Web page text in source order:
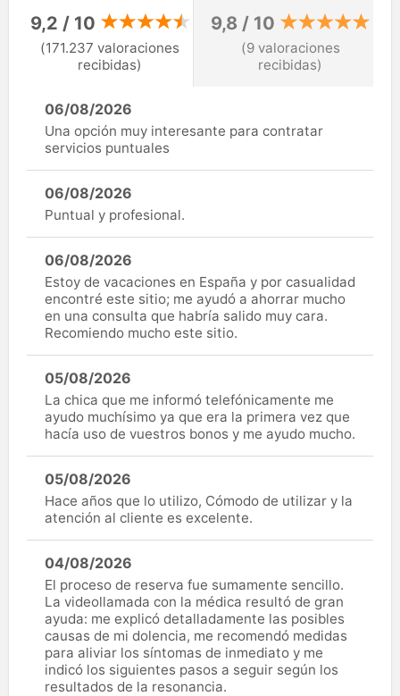
9,2 / 10
(171.237 valoraciones
recibidas)
9,8 / 10
(9 valoraciones
recibidas)
06/08/2026
Una opción muy interesante para contratar
servicios puntuales
06/08/2026
Puntual y profesional.
06/08/2026
Estoy de vacaciones en España y por casualidad
encontré este sitio; me ayudó a ahorrar mucho
en una consulta que habría salido muy cara.
Recomiendo mucho este sitio.
05/08/2026
La chica que me informó telefónicamente me
ayudo muchísimo ya que era la primera vez que
hacía uso de vuestros bonos y me ayudo mucho.
05/08/2026
Hace años que lo utilizo, Cómodo de utilizar y la
atención al cliente es excelente.
04/08/2026
El proceso de reserva fue sumamente sencillo.
La videollamada con la médica resultó de gran
ayuda: me explicó detalladamente las posibles
causas de mi dolencia, me recomendó medidas
para aliviar los síntomas de inmediato y me
indicó los siguientes pasos a seguir según los
resultados de la resonancia.